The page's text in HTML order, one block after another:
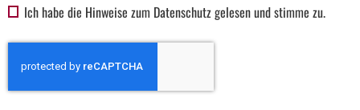
Ich habe die Hinweise zum Datenschutz gelesen und stimme zu.